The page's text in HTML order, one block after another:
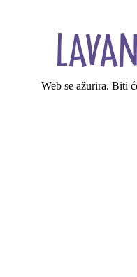
Web se ažurira. Biti